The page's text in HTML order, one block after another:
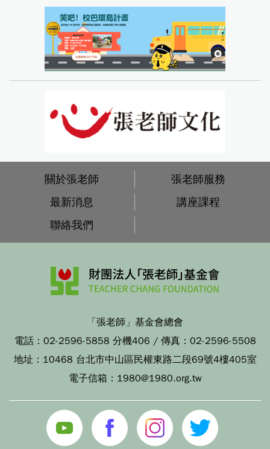
關於張老師
張老師服務
最新消息
講座課程
聯絡我們
「張老師」基金會總會
電話： 02-2596-5858 分機406 / 傳真： 02-2596-5508
地址： 10468 台北市中山區民權東路二段69號4樓405室
電子信箱： 1980@1980.org.tw